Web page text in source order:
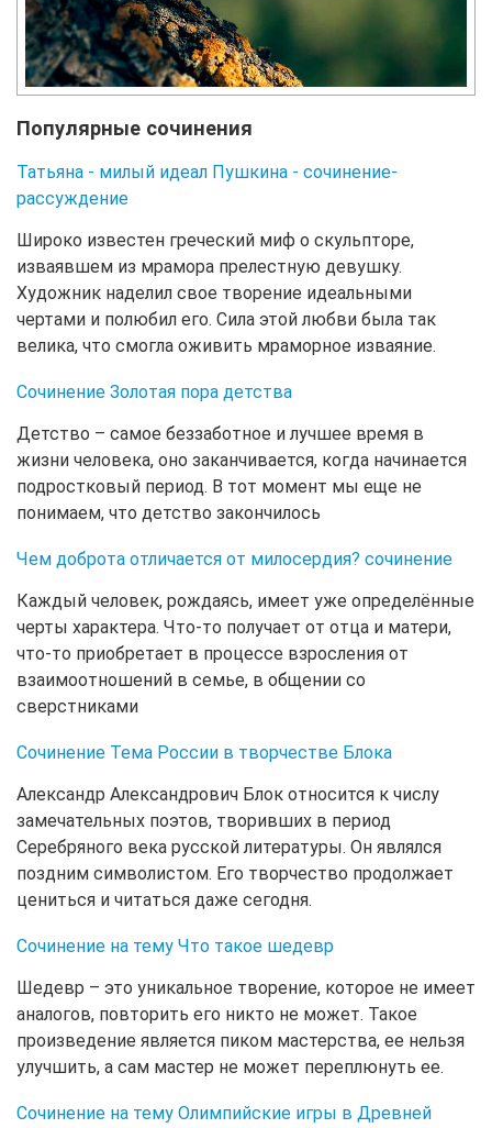
Популярные сочинения
Татьяна - милый идеал Пушкина - сочинение-
рассуждение
Широко известен греческий миф о скульпторе,
изваявшем из мрамора прелестную девушку.
Художник наделил свое творение идеальными
чертами и полюбил его. Сила этой любви была так
велика, что смогла оживить мраморное изваяние.
Сочинение Золотая пора детства
Детство – самое беззаботное и лучшее время в
жизни человека, оно заканчивается, когда начинается
подростковый период. В тот момент мы еще не
понимаем, что детство закончилось
Чем доброта отличается от милосердия? сочинение
Каждый человек, рождаясь, имеет уже определённые
черты характера. Что-то получает от отца и матери,
что-то приобретает в процессе взросления от
взаимоотношений в семье, в общении со
сверстниками
Сочинение Тема России в творчестве Блока
Александр Александрович Блок относится к числу
замечательных поэтов, творивших в период
Серебряного века русской литературы. Он являлся
поздним символистом. Его творчество продолжает
цениться и читаться даже сегодня.
Сочинение на тему Что такое шедевр
Шедевр – это уникальное творение, которое не имеет
аналогов, повторить его никто не может. Такое
произведение является пиком мастерства, ее нельзя
улучшить, а сам мастер не может переплюнуть ее.
Сочинение на тему Олимпийские игры в Древней